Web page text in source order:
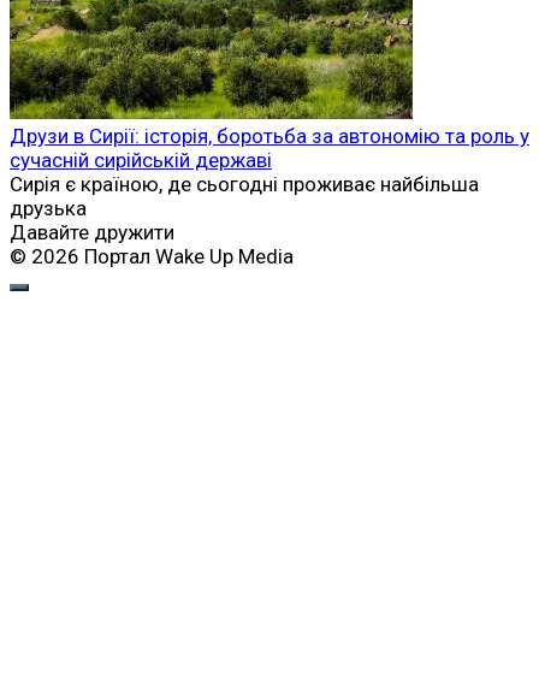
Друзи в Сирії: історія, боротьба за автономію та роль у
сучасній сирійській державі
Сирія є країною, де сьогодні проживає найбільша
друзька
Давайте дружити
© 2026 Портал Wake Up Media